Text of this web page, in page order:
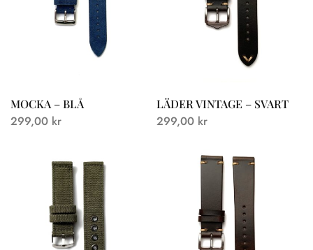
MOCKA – BLÅ
299,00 kr
LÄDER VINTAGE – SVART
299,00 kr